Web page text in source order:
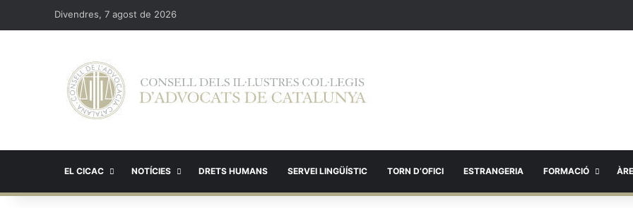
Divendres, 7 agost de 2026
EL CICAC NOTÍCIES DRETS HUMANS SERVEI LINGÜÍSTIC TORN D’OFICI ESTRANGERIA FORMACIÓ